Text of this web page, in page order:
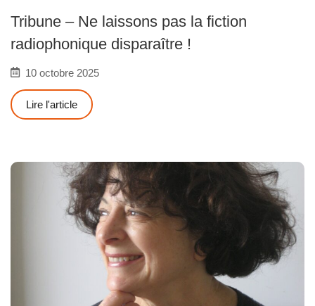
Tribune – Ne laissons pas la fiction
radiophonique disparaître !
10 octobre 2025
Lire l'article